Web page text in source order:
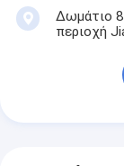
Δωμάτιο
περιοχή